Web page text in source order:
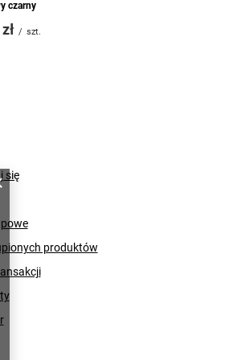
czarny
/ szt.
się
produktów